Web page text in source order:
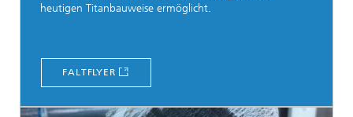
heutigen Titanbauweise ermöglicht.
FALTFLYER